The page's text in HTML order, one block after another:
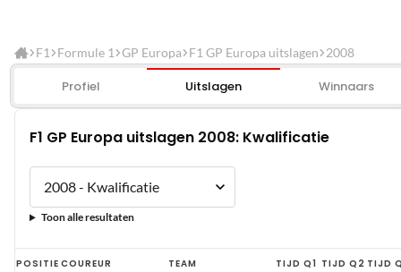
F1 Formule 1 GP Europa F1 GP Europa uitslagen 2008
Profiel Uitslagen Winnaars
F1 GP Europa uitslagen 2008: Kwalificatie
Toon alle resultaten
F1
POSITIE COUREUR TEAM TIJD Q1 TIJD Q2 TIJD